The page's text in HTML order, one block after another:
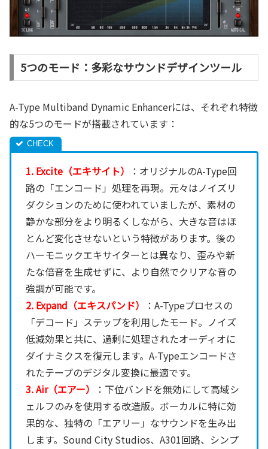
5つのモード：多彩なサウンドデザインツール
A-Type Multiband Dynamic Enhancerには、それぞれ特徴
的な5つのモードが搭載されています：
1. Excite（エキサイト）
：オリジナルのA-Type回
路の「エンコード」処理を再現。元々はノイズリ
ダクションのために使われていましたが、素材の
静かな部分をより明るくしながら、大きな音はほ
とんど変化させないという特徴があります。後の
ハーモニックエキサイターとは異なり、歪みや新
たな倍音を生成せずに、より自然でクリアな音の
強調が可能です。
2. Expand（エキスパンド）
：A-Typeプロセスの
「デコード」ステップを利用したモード。ノイズ
低減効果と共に、過剰に処理されたオーディオに
ダイナミクスを復元します。A-Typeエンコードさ
れたテープのデジタル変換に最適です。
3. Air（エアー）
：下位バンドを無効にして高域シ
ェルフのみを使用する改造版。ボーカルに特に効
果的な、独特の「エアリー」なサウンドを生み出
します。Sound City Studios、A301回路、シンプ